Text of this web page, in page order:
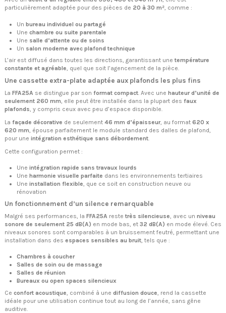
particulièrement adaptée pour des pièces de 20 à 30 m², comme :
Un bureau individuel ou partagé
Une chambre ou suite parentale
Une salle d’attente ou de soins
Un salon moderne avec plafond technique
L’air est diffusé dans toutes les directions, garantissant une température
constante et agréable, quel que soit l’agencement de la pièce.
Une cassette extra-plate adaptée aux plafonds les plus fins
La FFA25A se distingue par son format compact. Avec une hauteur d’unité de
seulement 260 mm, elle peut être installée dans la plupart des faux
plafonds, y compris ceux avec peu d’espace disponible.
La façade décorative de seulement 46 mm d’épaisseur, au format 620 x
620 mm, épouse parfaitement le module standard des dalles de plafond,
pour une intégration esthétique sans débordement.
Cette configuration permet :
Une intégration rapide sans travaux lourds
Une harmonie visuelle parfaite dans les environnements tertiaires
Une installation flexible, que ce soit en construction neuve ou
rénovation
Un fonctionnement d’un silence remarquable
Malgré ses performances, la FFA25A reste très silencieuse , avec un niveau
sonore de seulement 25 dB(A) en mode bas, et 32 dB(A) en mode élevé. Ces
niveaux sonores sont comparables à un bruissement feutré, permettant une
installation dans des espaces sensibles au bruit , tels que :
Chambres à coucher
Salles de soin ou de massage
Salles de réunion
Bureaux ou open spaces silencieux
Ce confort acoustique , combiné à une diffusion douce , rend la cassette
idéale pour une utilisation continue tout au long de l’année, sans gêne
auditive.